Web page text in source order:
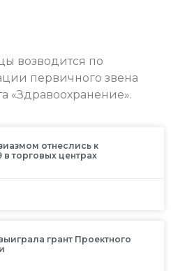
возводится по
первичного звена
«Здравоохранение».
отнеслись к
в торговых центрах
грант Проектного